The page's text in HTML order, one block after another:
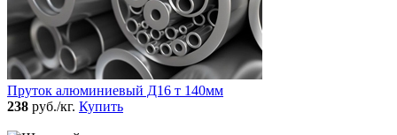
Пруток алюминиевый Д16 т 140мм
238 руб./кг. Купить